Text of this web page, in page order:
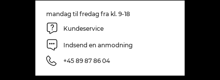
mandag til fredag fra kl. 9-18
Kundeservice
Indsend en anmodning
+45 89 87 86 04